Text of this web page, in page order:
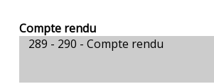
Compte rendu
289 - 290 - Compte rendu